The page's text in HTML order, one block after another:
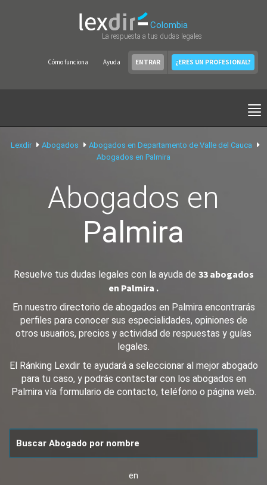
Colombia
La respuesta a tus dudas legales
Cómo funciona Ayuda ENTRAR ¿ERES UN PROFESIONAL?
Lexdir Abogados
Abogados en Departamento de Valle del Cauca
Abogados en Palmira
Abogados en
Palmira
Resuelve tus dudas legales con la ayuda de 33 abogados
en Palmira .
En nuestro directorio de abogados en Palmira encontrarás
perfiles para conocer sus especialidades, opiniones de
otros usuarios, precios y actividad de respuestas y guías
legales.
El Ránking Lexdir te ayudará a seleccionar al mejor abogado
para tu caso, y podrás contactar con los abogados en
Palmira vía formulario de contacto, teléfono o página web.
en